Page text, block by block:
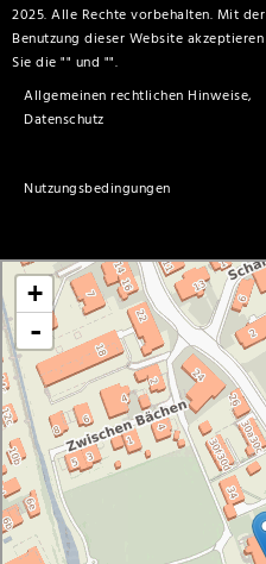
2025. Alle Rechte vorbehalten. Mit der
Benutzung dieser Website akzeptieren
Sie die "
Allgemeinen rechtlichen Hinweise,
Datenschutz
" und "
Nutzungsbedingungen
".